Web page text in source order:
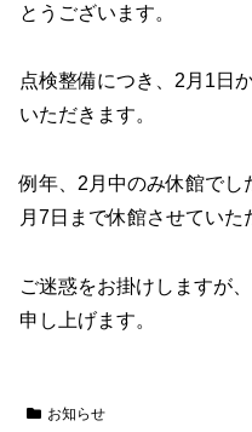
とうございます。
点検整備につき、2月1日
いただきます。
例年、2月中のみ休館で
月7日まで休館させていた
ご迷惑をお掛けしますが
申し上げます。
お知らせ